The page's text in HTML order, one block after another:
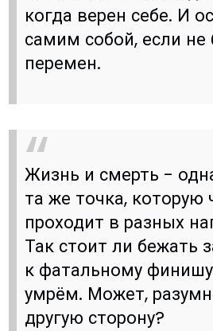
когда верен себе. И
самим собой, если не
перемен.
Жизнь и смерть -
та же точка, которую
проходит в разных
Так стоит ли бежать
к фатальному
умрём. Может,
другую сторону?